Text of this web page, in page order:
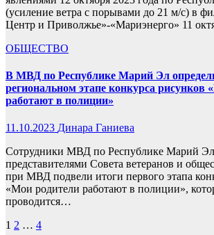
(усиление ветра с порывами до 21 м/с) в
Центр и Приволжье»-«Мариэнерго» 11
ОБЩЕСТВО
В МВД по Республике Марий Эл
региональном этапе конкурса рисунков
работают в полиции»
11.10.2023 Динара Ганиева
Сотрудники МВД по Республике Марий Эл
представителями Совета ветеранов и
при МВД подвели итоги первого этапа
«Мои родители работают в полиции»,
проводится…
Пагинация
1 2 … 4